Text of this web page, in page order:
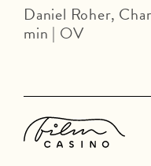
Daniel Roher,
min | OV